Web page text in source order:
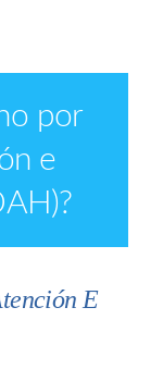
por
e
E